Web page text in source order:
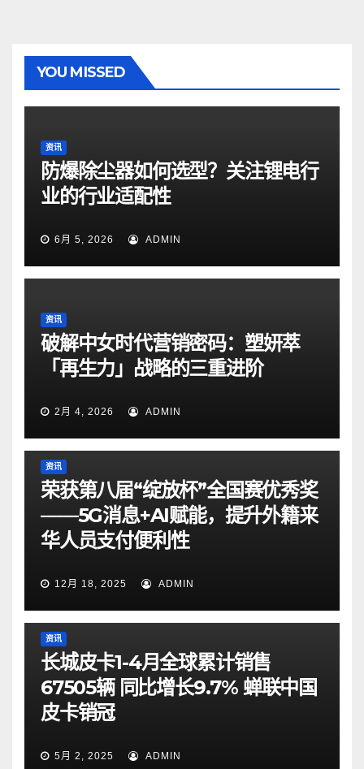
YOU MISSED
资讯
防爆除尘器如何选型？关注锂电行
业的行业适配性
6月 5, 2026 ADMIN
资讯
破解中女时代营销密码：塑妍萃
「再生力」战略的三重进阶
2月 4, 2026 ADMIN
资讯
荣获第八届“绽放杯”全国赛优秀奖
——5G消息+AI赋能，提升外籍来
华人员支付便利性
12月 18, 2025 ADMIN
资讯
长城皮卡1-4月全球累计销售
67505辆 同比增长9.7% 蝉联中国
皮卡销冠
5月 2, 2025 ADMIN